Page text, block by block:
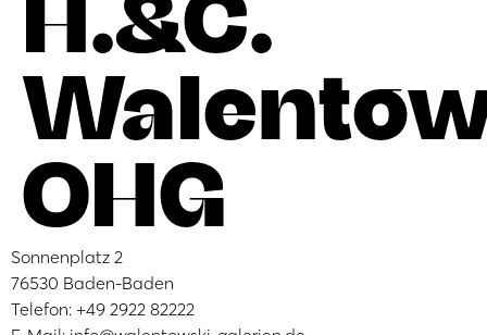
OHG
Sonnenplatz 2
76530 Baden-Baden
Telefon: +49 2922 82222